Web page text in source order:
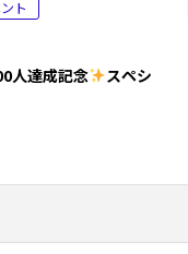
ト
人達成記念
スペシ